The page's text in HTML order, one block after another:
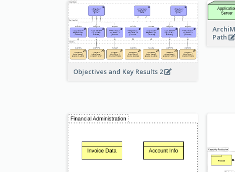
Objectives and Key Results 2
Path